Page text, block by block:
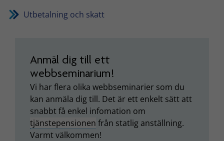
Utbetalning och skatt
Anmäl dig till ett
webbseminarium!
Vi har flera olika webbseminarier som du
kan anmäla dig till. Det är ett enkelt sätt att
snabbt få enkel infomation om
tjänstepensionen från statlig anställning.
Varmt välkommen!